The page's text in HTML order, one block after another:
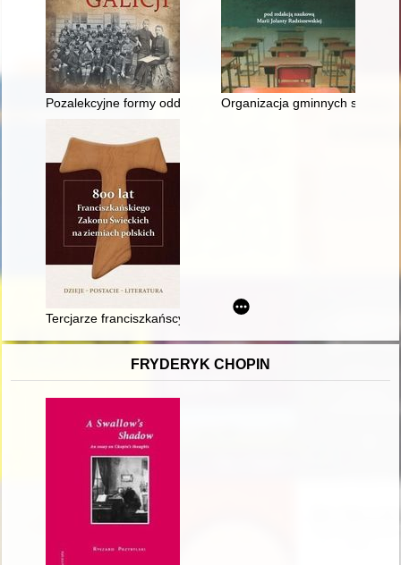
Pozalekcyjne formy oddziaływań wychowawczych na
Organizacja gminnych szkół
Tercjarze franciszkańscy na ziemiach polskich do XVI wieku
FRYDERYK CHOPIN